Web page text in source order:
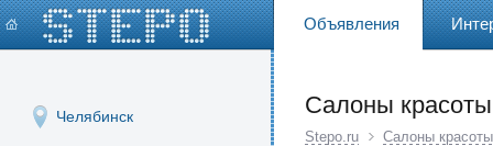
Объявления
Челябинск Салоны красоты
Stepo.ru Салоны красоты